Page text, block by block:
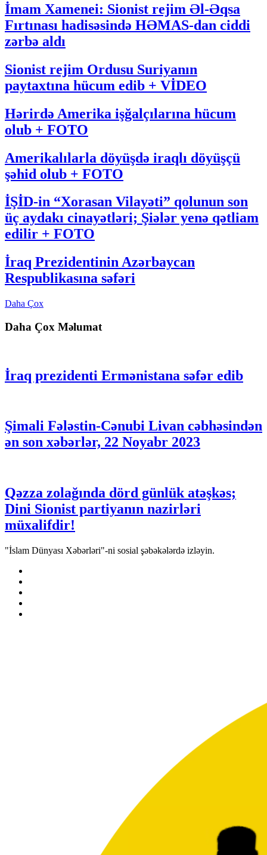
İmam Xamenei: Sionist rejim Əl-Əqsa
Fırtınası hadisəsində HƏMAS-dan ciddi
zərbə aldı
Sionist rejim Ordusu Suriyanın
paytaxtına hücum edib + VİDEO
Hərirdə Amerika işğalçılarına hücum
olub + FOTO
Amerikalılarla döyüşdə iraqlı döyüşçü
şəhid olub + FOTO
İŞİD-in “Xorasan Vilayəti” qolunun son
üç aydakı cinayətləri; Şiələr yenə qətliam
edilir + FOTO
İraq Prezidentinin Azərbaycan
Respublikasına səfəri
Daha Çox
Daha Çox Məlumat
İraq prezidenti Ermənistana səfər edib
Şimali Fələstin-Cənubi Livan cəbhəsindən
ən son xəbərlər, 22 Noyabr 2023
Qəzza zolağında dörd günlük atəşkəs;
Dini Sionist partiyanın nazirləri
müxalifdir!
"İslam Dünyası Xəbərləri"-ni sosial şəbəkələrdə izləyin.